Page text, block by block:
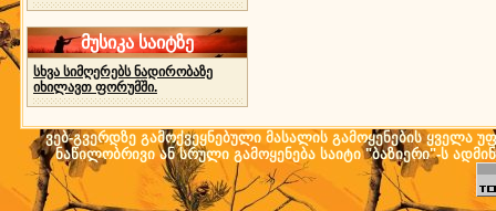
მუსიკა საიტზე
სხვა სიმღერებს ნადირობაზე
იხილავთ ფორუმში.
ვებ-გვერდზე გამოქვეყნებული მასალის გამოყენების ყველა
ნაწილობრივი ან სრული გამოყენება საიტი "ბაზიერი"-ს